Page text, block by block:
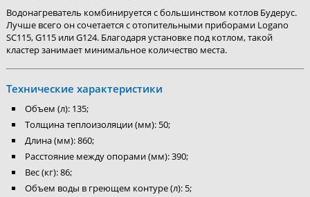
Водонагреватель комбинируется с большинством котлов Будерус.
Лучше всего он сочетается с отопительными приборами Logano
SC115, G115 или G124. Благодаря установке под котлом, такой
кластер занимает минимальное количество места.
Технические характеристики
Объем (л): 135;
Толщина теплоизоляции (мм): 50;
Длина (мм): 860;
Расстояние между опорами (мм): 390;
Вес (кг): 86;
Объем воды в греющем контуре (л): 5;